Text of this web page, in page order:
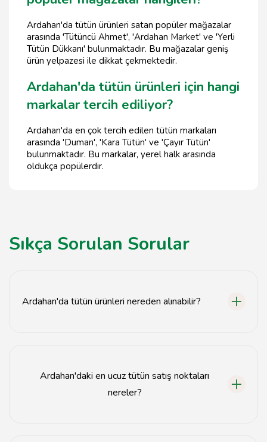
Ardahan'da tütün ürünleri satan popüler mağazalar
arasında 'Tütüncü Ahmet', 'Ardahan Market' ve 'Yerli
Tütün Dükkanı' bulunmaktadır. Bu mağazalar geniş
ürün yelpazesi ile dikkat çekmektedir.
Ardahan'da tütün ürünleri için hangi
markalar tercih ediliyor?
Ardahan'da en çok tercih edilen tütün markaları
arasında 'Duman', 'Kara Tütün' ve 'Çayır Tütün'
bulunmaktadır. Bu markalar, yerel halk arasında
oldukça popülerdir.
Sıkça Sorulan Sorular
Ardahan'da tütün ürünleri nereden alınabilir?
Ardahan'daki en ucuz tütün satış noktaları
nereler?